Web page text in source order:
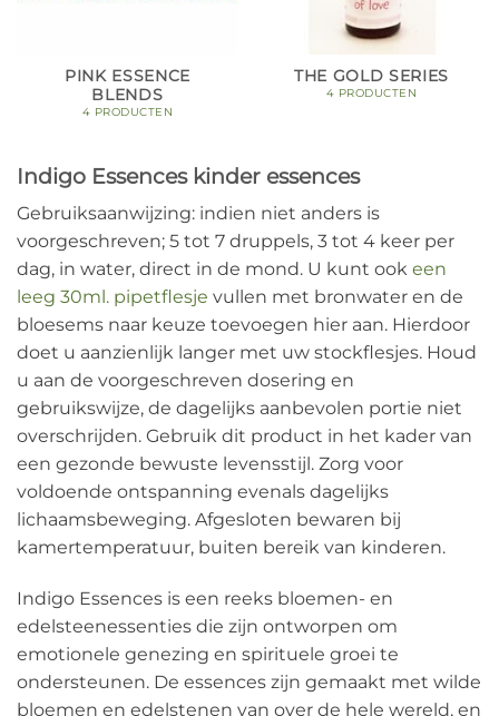
PINK ESSENCE
BLENDS
4 PRODUCTEN
THE GOLD SERIES
4 PRODUCTEN
Indigo Essences kinder essences
Gebruiksaanwijzing: indien niet anders is
voorgeschreven; 5 tot 7 druppels, 3 tot 4 keer per
dag, in water, direct in de mond. U kunt ook een
leeg 30ml. pipetflesje vullen met bronwater en de
bloesems naar keuze toevoegen hier aan. Hierdoor
doet u aanzienlijk langer met uw stockflesjes. Houd
u aan de voorgeschreven dosering en
gebruikswijze, de dagelijks aanbevolen portie niet
overschrijden. Gebruik dit product in het kader van
een gezonde bewuste levensstijl. Zorg voor
voldoende ontspanning evenals dagelijks
lichaamsbeweging. Afgesloten bewaren bij
kamertemperatuur, buiten bereik van kinderen.
Indigo Essences is een reeks bloemen- en
edelsteenessenties die zijn ontworpen om
emotionele genezing en spirituele groei te
ondersteunen. De essences zijn gemaakt met wilde
bloemen en edelstenen van over de hele wereld, en